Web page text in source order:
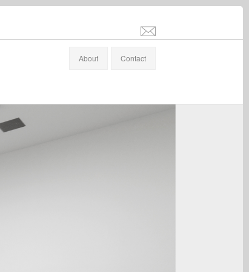
info@stefanaltenburger.com
About
Contact